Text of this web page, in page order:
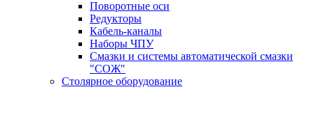
Поворотные оси
Редукторы
Кабель-каналы
Наборы ЧПУ
Смазки и системы автоматической смазки
"СОЖ"
Столярное оборудование